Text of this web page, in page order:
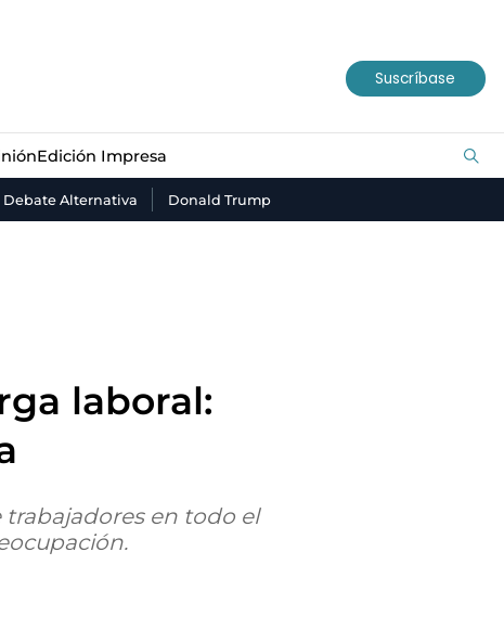
Suscríbase
Edición Impresa
Debate Alternativa Donald Trump
laboral:
en todo el